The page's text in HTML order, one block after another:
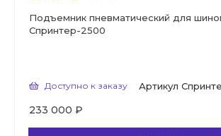
Подъемник пневматический для
Спринтер-2500
Доступно к заказу Артикул
233 000 ₽